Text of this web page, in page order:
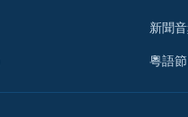
新聞
粵語